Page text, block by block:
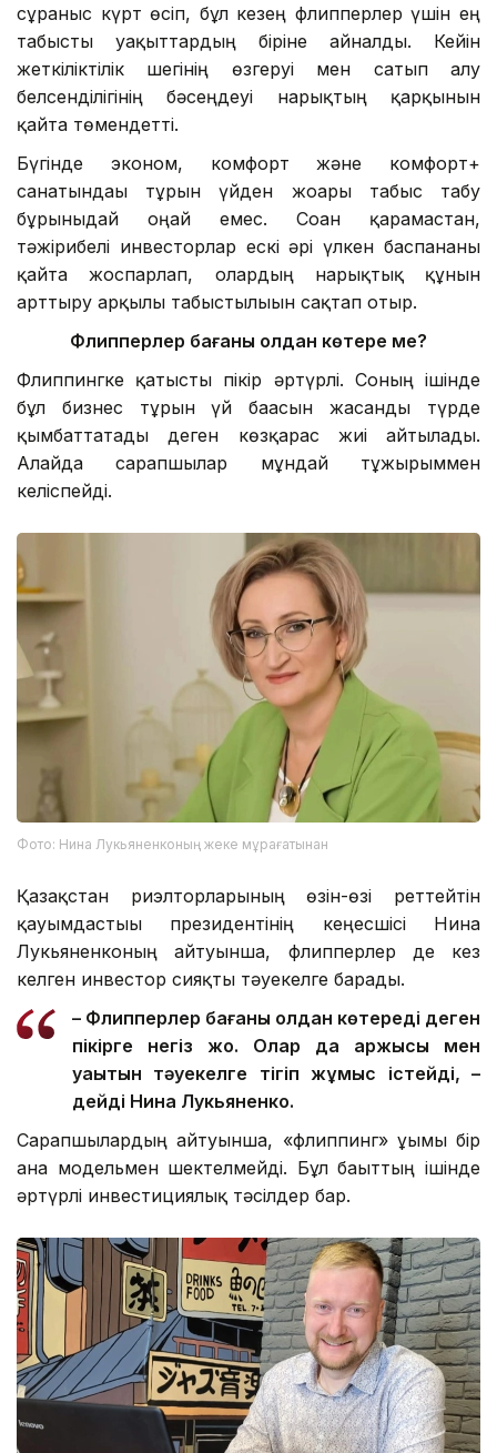
сұраныс күрт өсіп, бұл кезең флипперлер үшін ең
табысты уақыттардың біріне айналды. Кейін
жеткіліктілік шегінің өзгеруі мен сатып алу
белсенділігінің бәсеңдеуі нарықтың қарқынын
қайта төмендетті.
Бүгінде эконом, комфорт және комфорт+
санатындағы тұрғын үйден жоғары табыс табу
бұрынғыдай оңай емес. Соған қарамастан,
тәжірибелі инвесторлар ескі әрі үлкен баспананы
қайта жоспарлап, олардың нарықтық құнын
арттыру арқылы табыстылығын сақтап отыр.
Флипперлер бағаны қолдан көтере ме?
Флиппингке қатысты пікір әртүрлі. Соның ішінде
бұл бизнес тұрғын үй бағасын жасанды түрде
қымбаттатады деген көзқарас жиі айтылады.
Алайда сарапшылар мұндай тұжырыммен
келіспейді.
Фото: Нина Лукьяненконың жеке мұрағатынан
Қазақстан риэлторларының өзін-өзі реттейтін
қауымдастығы президентінің кеңесшісі Нина
Лукьяненконың айтуынша, флипперлер де кез
келген инвестор сияқты тәуекелге барады.
– Флипперлер бағаны қолдан көтереді деген
пікірге негіз жоқ. Олар да қаржысы мен
уақытын тәуекелге тігіп жұмыс істейді, –
дейді Нина Лукьяненко.
Сарапшылардың айтуынша, «флиппинг» ұғымы бір
ғана модельмен шектелмейді. Бұл бағыттың ішінде
әртүрлі инвестициялық тәсілдер бар.